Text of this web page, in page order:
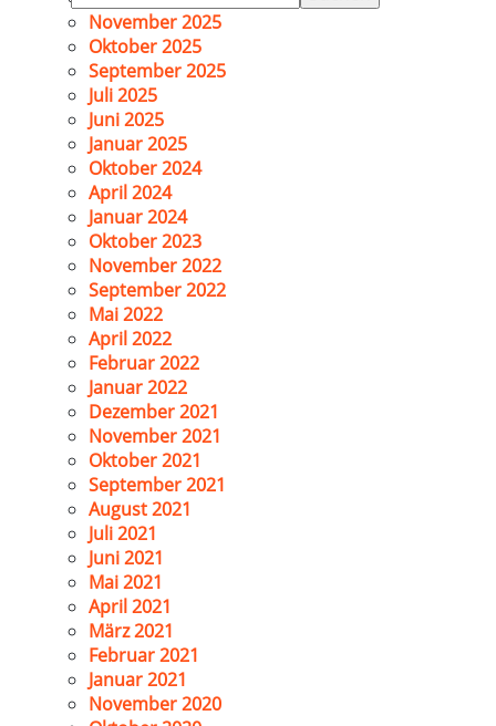
nach:
November 2025
Oktober 2025
September 2025
Juli 2025
Juni 2025
Januar 2025
Oktober 2024
April 2024
Januar 2024
Oktober 2023
November 2022
September 2022
Mai 2022
April 2022
Februar 2022
Januar 2022
Dezember 2021
November 2021
Oktober 2021
September 2021
August 2021
Juli 2021
Juni 2021
Mai 2021
April 2021
März 2021
Februar 2021
Januar 2021
November 2020